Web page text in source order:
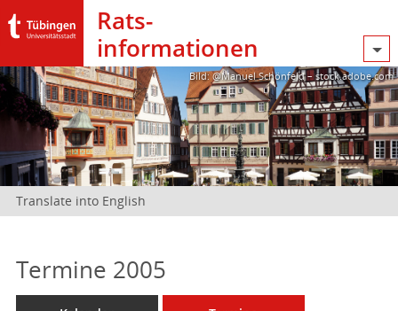
Rats­
informationen
Bild: @Manuel Schönfeld – stock.adobe.com
Translate into English
Termine 2005